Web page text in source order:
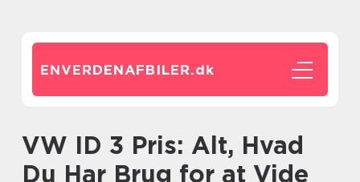
ENVERDENAFBILER.dk
VW ID 3 Pris: Alt, Hvad
Du Har Brug for at Vide